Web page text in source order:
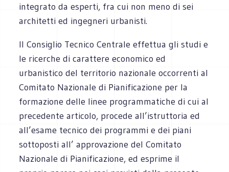
integrato da esperti, fra cui non meno di sei
architetti ed ingegneri urbanisti.
Il Consiglio Tecnico Centrale effettua gli studi e
le ricerche di carattere economico ed
urbanistico del territorio nazionale occorrenti al
Comitato Nazionale di Pianificazione per la
formazione delle linee programmatiche di cui al
precedente articolo, procede all’istruttoria ed
all’esame tecnico dei programmi e dei piani
sottoposti all’ approvazione del Comitato
Nazionale di Pianificazione, ed esprime il